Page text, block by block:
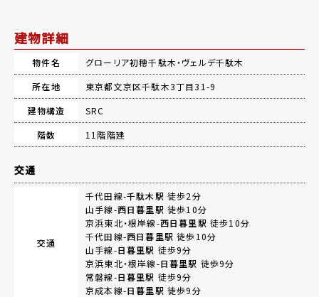
建物詳細
物件名
グローリア初穂千駄木・ヴェルデ千駄木
所在地
東京都文京区千駄木3丁目31-9
建物構造
SRC
階数
11階階建
交通
交通
千代田線-千駄木駅 徒歩2分
山手線-西日暮里駅 徒歩10分
京浜東北・根岸線-西日暮里駅 徒歩10分
千代田線-西日暮里駅 徒歩10分
山手線-日暮里駅 徒歩9分
京浜東北・根岸線-日暮里駅 徒歩9分
常磐線-日暮里駅 徒歩9分
京成本線-日暮里駅 徒歩9分